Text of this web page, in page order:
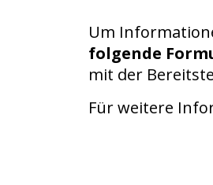
Um
folgende
mit der
Für weitere